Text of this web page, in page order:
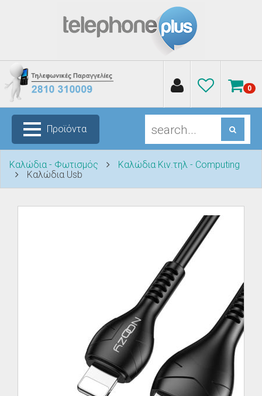
0
Προϊόντα
Καλώδια - Φωτισμός
Καλώδια Κιν.τηλ - Computing
Καλώδια Usb